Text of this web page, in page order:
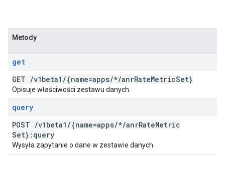
Metody
get
GET /v1beta1 /{name=apps/*/anrRateMetricSet}
Opisuje właściwości zestawu danych.
query
POST /v1beta1 /{name=apps/*/anrRateMetric
Set}:query
Wysyła zapytanie o dane w zestawie danych.